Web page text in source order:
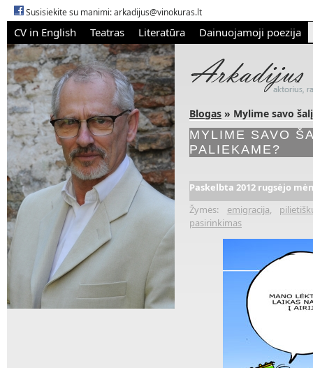
Susisiekite su manimi:arkadijus@vinokuras.lt
CV in English Teatras Literatūra Dainuojamoji poezija
Blogas » Mylime savo
MYLIME SAVO
PALIEKAME?
Paskelbta 2012 rugsėjo
Žymės: emigracija,
pasirinkimas